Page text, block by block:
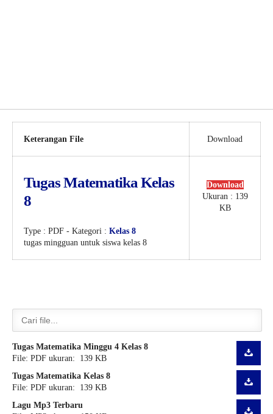
Keterangan File Download
Tugas Matematika Kelas
8
Type : PDF - Kategori : Kelas 8
tugas mingguan untuk siswa kelas 8
Download
Ukuran : 139
KB
Tugas Matematika Minggu 4 Kelas 8
File: PDF ukuran: 139 KB
Tugas Matematika Kelas 8
File: PDF ukuran: 139 KB
Lagu Mp3 Terbaru